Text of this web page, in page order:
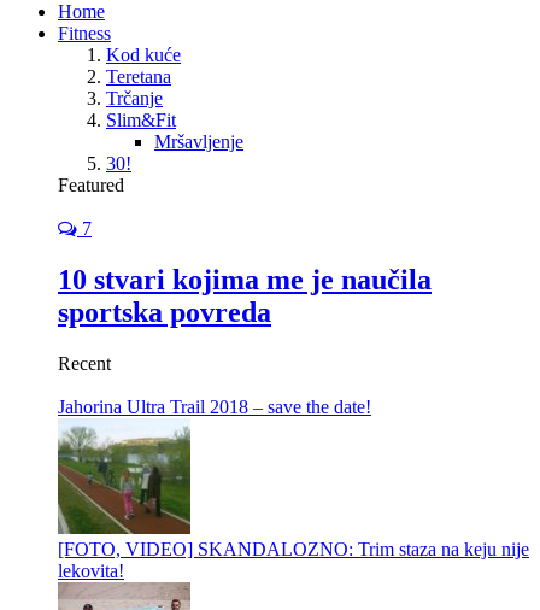
Home
Fitness
Kod kuće
Teretana
Trčanje
Slim&Fit
Mršavljenje
30!
Featured
7
10 stvari kojima me je naučila
sportska povreda
Recent
Jahorina Ultra Trail 2018 – save the date!
[FOTO, VIDEO] SKANDALOZNO: Trim staza na keju nije
lekovita!